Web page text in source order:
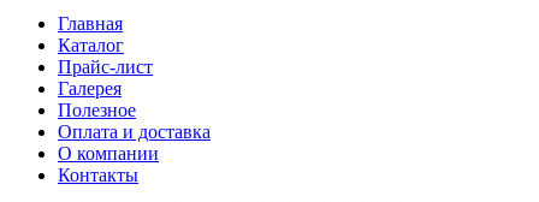
Главная
Каталог
Прайс-лист
Галерея
Полезное
Оплата и доставка
О компании
Контакты